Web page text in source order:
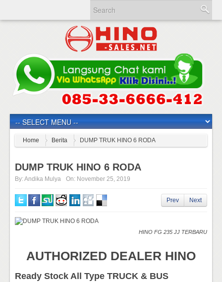
Home Berita DUMP TRUK HINO 6 RODA
DUMP TRUK HINO 6 RODA
By:Andika Mulya On: November 25, 2019
Prev Next
HINO FG 235 JJ TERBARU
AUTHORIZED DEALER HINO
Ready Stock All Type TRUCK & BUS